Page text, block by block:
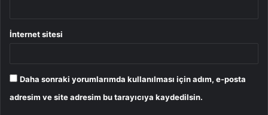
İnternet sitesi
Daha sonraki yorumlarımda kullanılması için adım, e-posta
adresim ve site adresim bu tarayıcıya kaydedilsin.